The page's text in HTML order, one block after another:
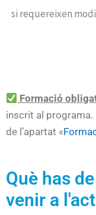
si requereixen
Formació
inscrit al
de l’apartat «
Què has
venir a